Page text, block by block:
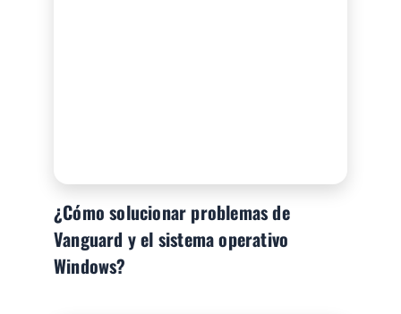
¿Cómo solucionar problemas de
Vanguard y el sistema operativo
Windows?